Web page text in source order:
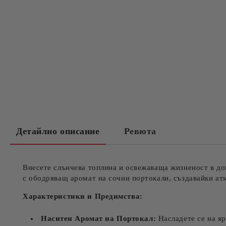
Детайлно описание Ревюта
Внесете слънчева топлина и освежаваща жизненост в
с ободряващ аромат на сочни портокали, създавайки
Характеристики и Предимства:
Наситен Аромат на Портокал: Насладете се на